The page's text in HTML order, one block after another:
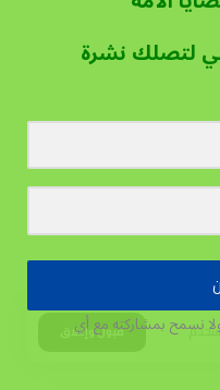
قبول وإغلاق
لتصلك نشرة
نسمح بمشاركته مع أي